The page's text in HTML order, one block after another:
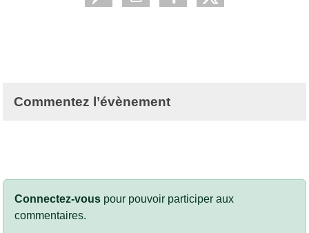
Commentez l’évènement
Connectez-vous pour pouvoir participer aux
commentaires.